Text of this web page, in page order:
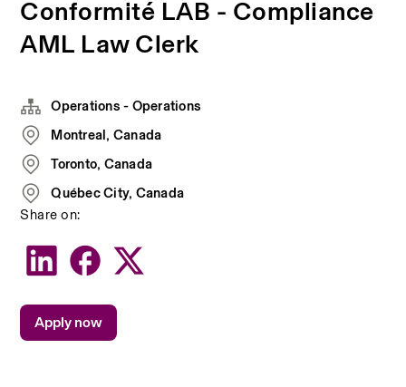
Conformité LAB - Compliance
AML Law Clerk
Operations - Operations
Montreal, Canada
Toronto, Canada
Québec City, Canada
Share on:
Apply now